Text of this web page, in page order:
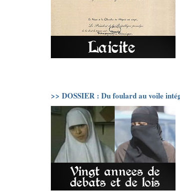
>> DOSSIER : Du foulard au voile